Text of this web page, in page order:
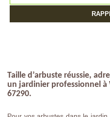
Taille d’arbuste réussie,
un jardinier professionnel à
67290.